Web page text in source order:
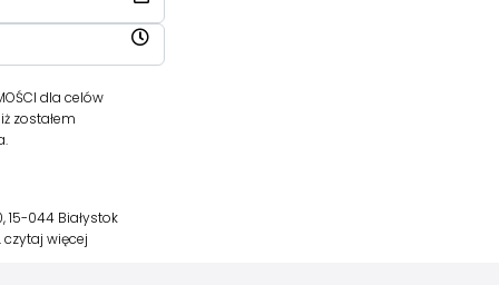
dla celów
zostałem
15-044 Białystok
czytaj więcej